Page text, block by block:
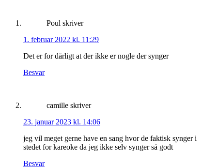
Poul skriver
1. februar 2022 kl. 11:29
Det er for dårligt at der ikke er nogle der synger
Besvar
camille skriver
23. januar 2023 kl. 14:06
jeg vil meget gerne have en sang hvor de faktisk synger i
stedet for kareoke da jeg ikke selv synger så godt
Besvar